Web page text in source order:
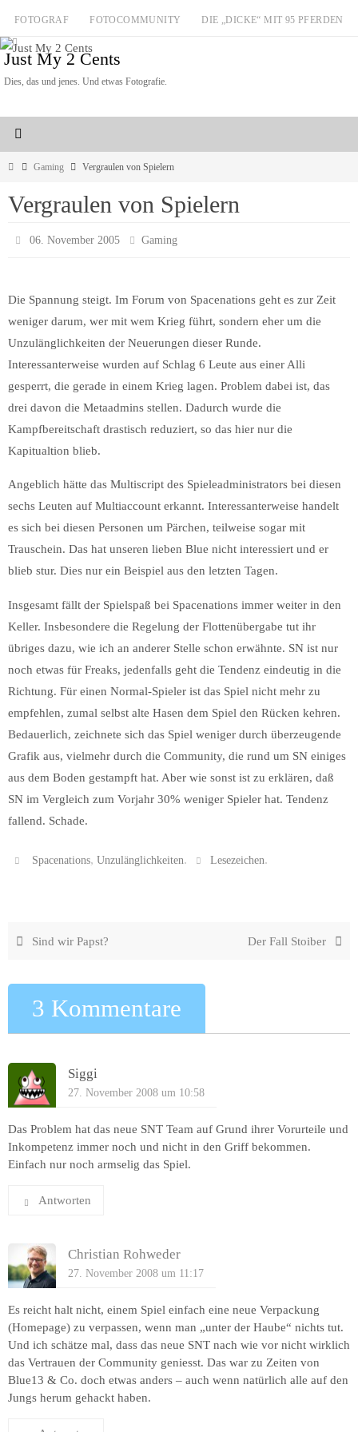
Zum
Inhalt
springen
FOTOGRAF FOTOCOMMUNITY DIE „DICKE“ MIT 95 PFERDEN
Just My 2 Cents
Dies, das und jenes. Und etwas Fotografie.
StartGaming Vergraulen von Spielern
Vergraulen von Spielern
06. November 2005 Gaming
Die Spannung steigt. Im Forum von Spacenations geht es zur Zeit
weniger darum, wer mit wem Krieg führt, sondern eher um die
Unzulänglichkeiten der Neuerungen dieser Runde.
Interessanterweise wurden auf Schlag 6 Leute aus einer Alli
gesperrt, die gerade in einem Krieg lagen. Problem dabei ist, das
drei davon die Metaadmins stellen. Dadurch wurde die
Kampfbereitschaft drastisch reduziert, so das hier nur die
Kapitualtion blieb.
Angeblich hätte das Multiscript des Spieleadministrators bei diesen
sechs Leuten auf Multiaccount erkannt. Interessanterweise handelt
es sich bei diesen Personen um Pärchen, teilweise sogar mit
Trauschein. Das hat unseren lieben Blue nicht interessiert und er
blieb stur. Dies nur ein Beispiel aus den letzten Tagen.
Insgesamt fällt der Spielspaß bei Spacenations immer weiter in den
Keller. Insbesondere die Regelung der Flottenübergabe tut ihr
übriges dazu, wie ich an anderer Stelle schon erwähnte. SN ist nur
noch etwas für Freaks, jedenfalls geht die Tendenz eindeutig in die
Richtung. Für einen Normal-Spieler ist das Spiel nicht mehr zu
empfehlen, zumal selbst alte Hasen dem Spiel den Rücken kehren.
Bedauerlich, zeichnete sich das Spiel weniger durch überzeugende
Grafik aus, vielmehr durch die Community, die rund um SN einiges
aus dem Boden gestampft hat. Aber wie sonst ist zu erklären, daß
SN im Vergleich zum Vorjahr 30% weniger Spieler hat. Tendenz
fallend. Schade.
Spacenations,Unzulänglichkeiten. Lesezeichen.
Sind wir Papst? Der Fall Stoiber
3 Kommentare
Siggi
27. November 2008 um 10:58
Das Problem hat das neue SNT Team auf Grund ihrer Vorurteile und
Inkompetenz immer noch und nicht in den Griff bekommen.
Einfach nur noch armselig das Spiel.
Antworten
Christian Rohweder
27. November 2008 um 11:17
Es reicht halt nicht, einem Spiel einfach eine neue Verpackung
(Homepage) zu verpassen, wenn man „unter der Haube“ nichts tut.
Und ich schätze mal, dass das neue SNT nach wie vor nicht wirklich
das Vertrauen der Community geniesst. Das war zu Zeiten von
Blue13 & Co. doch etwas anders – auch wenn natürlich alle auf den
Jungs herum gehackt haben.